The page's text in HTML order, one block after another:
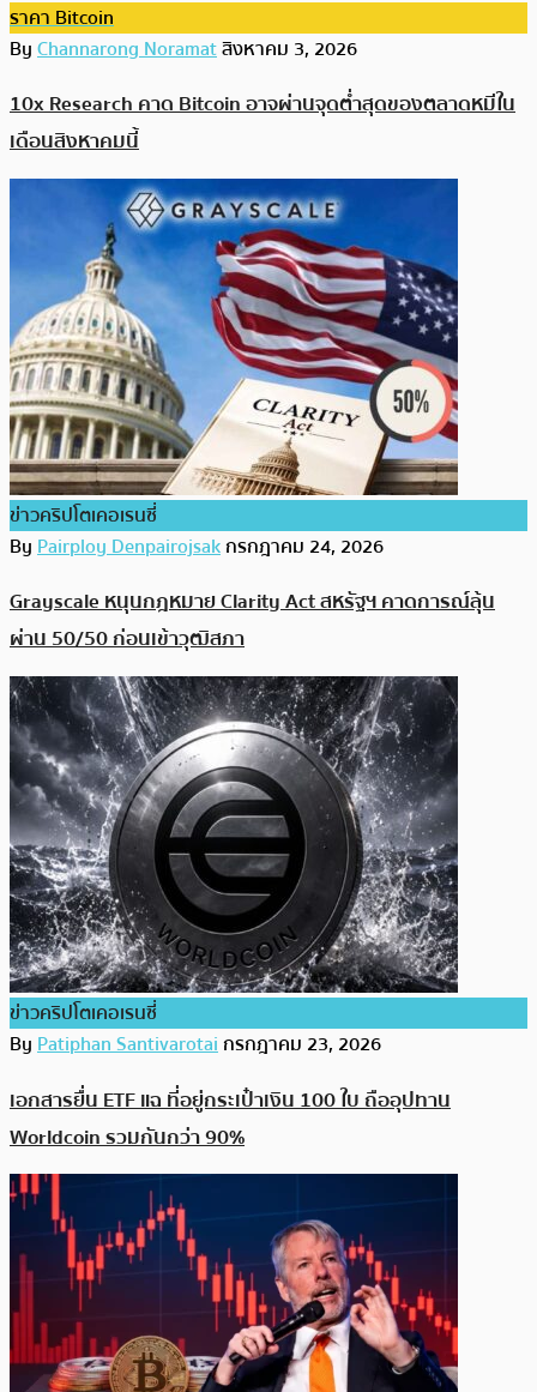
ราคา Bitcoin
ByChannarong Noramatสิงหาคม 3, 2026
10x Research คาด Bitcoin อาจผ่านจุดต่ำสุดของตลาดหมีใน
เดือนสิงหาคมนี้
ข่าวคริปโตเคอเรนซี่
ByPairploy Denpairojsakกรกฎาคม 24, 2026
Grayscale หนุนกฎหมาย Clarity Act สหรัฐฯ คาดการณ์ลุ้น
ผ่าน 50/50 ก่อนเข้าวุฒิสภา
ข่าวคริปโตเคอเรนซี่
ByPatiphan Santivarotaiกรกฎาคม 23, 2026
เอกสารยื่น ETF แฉ ที่อยู่กระเป๋าเงิน 100 ใบ ถืออุปทาน
Worldcoin รวมกันกว่า 90%